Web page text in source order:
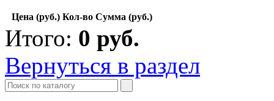
Цена (руб.) Кол-во Сумма (руб.)
Итого: 0 руб.
Вернуться в раздел